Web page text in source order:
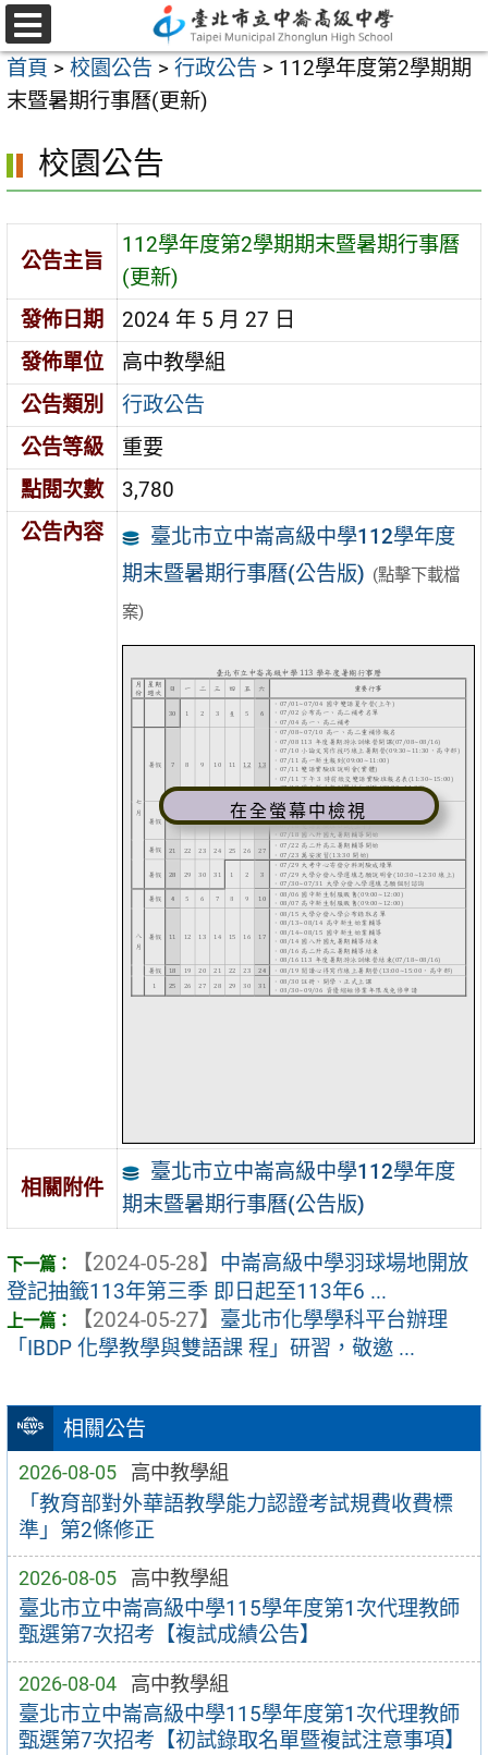
跳
至
主
要
容
選
單
首頁 > 校園公告 > 行政公告 > 112學年度第2學期期
末暨暑期行事曆(更新)
相關公告
2026-08-05 高中教學組
「教育部對外華語教學能力認證考試規費收費標
準」第2條修正
2026-08-05 高中教學組
臺北市立中崙高級中學115學年度第1次代理教師
甄選第7次招考【複試成績公告】
2026-08-04 高中教學組
臺北市立中崙高級中學115學年度第1次代理教師
甄選第7次招考【初試錄取名單暨複試注意事項】
校園公告
公告主旨
112學年度第2學期期末暨暑期行事曆
(更新)
發佈日期
2024 年 5 月 27 日
發佈單位
高中教學組
公告類別
行政公告
公告等級
重要
點閱次數
3,780
公告內容
臺北市立中崙高級中學112學年度
期末暨暑期行事曆(公告版) (點擊下載檔
案)
在全螢幕中檢視
相關附件
臺北市立中崙高級中學112學年度
期末暨暑期行事曆(公告版)
【2024-05-28】 中崙高級中學羽球場地開放
登記抽籤113年第三季 即日起至113年6 ...
【2024-05-27】 臺北市化學學科平台辦理
「IBDP 化學教學與雙語課 程」研習，敬邀 ...